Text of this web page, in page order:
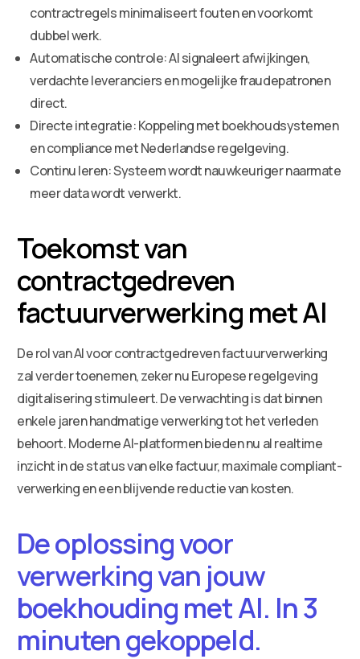
contractregels minimaliseert fouten en voorkomt
dubbel werk.
Automatische controle: AI signaleert afwijkingen,
verdachte leveranciers en mogelijke fraudepatronen
direct.
Directe integratie: Koppeling met boekhoudsystemen
en compliance met Nederlandse regelgeving.
Continu leren: Systeem wordt nauwkeuriger naarmate
meer data wordt verwerkt.
Toekomst van
contractgedreven
factuurverwerking met AI
De rol van AI voor contractgedreven factuurverwerking
zal verder toenemen, zeker nu Europese regelgeving
digitalisering stimuleert. De verwachting is dat binnen
enkele jaren handmatige verwerking tot het verleden
behoort. Moderne AI-platformen bieden nu al realtime
inzicht in de status van elke factuur, maximale compliant-
verwerking en een blijvende reductie van kosten.
De oplossing voor
verwerking van jouw
boekhouding met AI. In 3
minuten gekoppeld.